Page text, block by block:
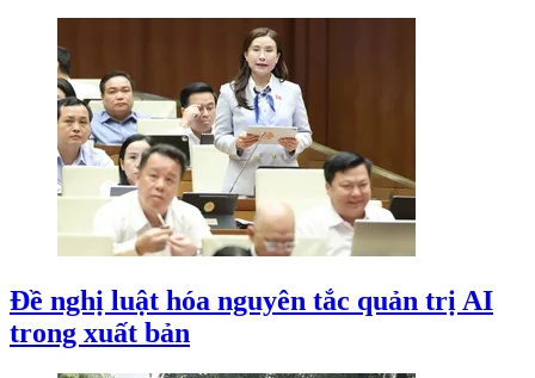
Đề nghị luật hóa nguyên tắc quản trị AI
trong xuất bản